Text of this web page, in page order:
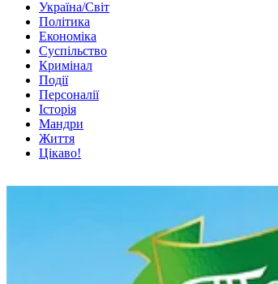
Україна/Світ
Політика
Економіка
Суспільство
Кримінал
Події
Персоналії
Історія
Мандри
Життя
Цікаво!